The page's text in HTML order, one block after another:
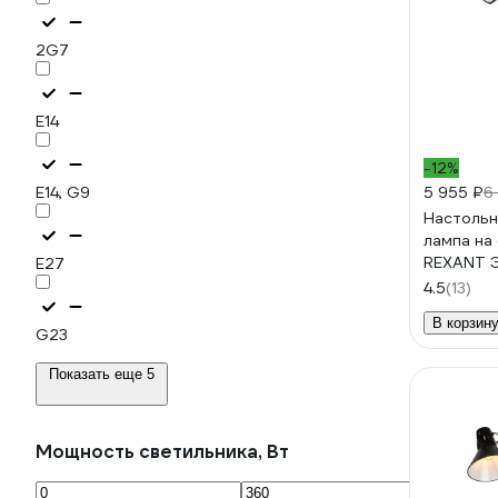
2G7
E14
E14, G9
E27
G23
Показать еще 5
Мощность светильника, Вт
-12%
5 955 ₽6
лампа на
REXANT
LED,
черная
4.5(13)
В корзину